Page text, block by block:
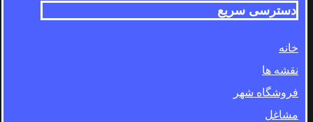
دسترسی سریع
خانه
نقشه ها
فروشگاه شهر
مشاغل